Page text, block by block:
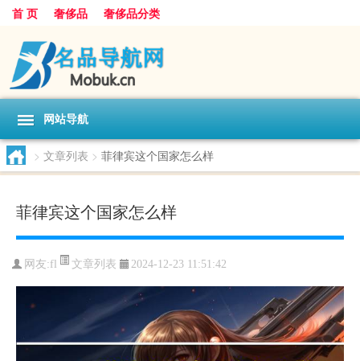
首 页 奢侈品 奢侈品分类
网站导航
> 文章列表 > 菲律宾这个国家怎么样
菲律宾这个国家怎么样
网友:fl 文章列表 2024-12-23 11:51:42